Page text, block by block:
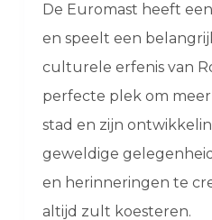
De Euromast heeft
en speelt een
culturele erfenis van
perfecte plek om
stad en zijn
geweldige
en herinneringen te
altijd zult koesteren.